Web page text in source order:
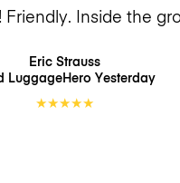
Friendly. Inside the
Eric Strauss
LuggageHero Yesterday
★★★★★